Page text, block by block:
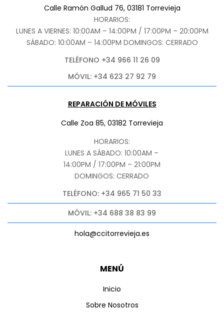
MENÚ
Inicio
Sobre Nosotros
Calle Ramón Gallud 76, 03181 Torrevieja
HORARIOS:
LUNES A VIERNES: 10:00AM – 14:00PM / 17:00PM – 20:00PM
SÁBADO: 10:00AM – 14:00PM DOMINGOS: CERRADO
TELÉFONO +34 966 11 26 09
MÓVIL: +34 623 27 92 79
REPARACIÓN DE MÓVILES
Calle Zoa 85, 03182 Torrevieja
HORARIOS:
LUNES A SÁBADO: 10:00AM –
14:00PM / 17:00PM – 21:00PM
DOMINGOS: CERRADO
TELÉFONO: +34 965 71 50 33
MÓVIL: +34 688 38 83 99
hola@ccitorrevieja.es